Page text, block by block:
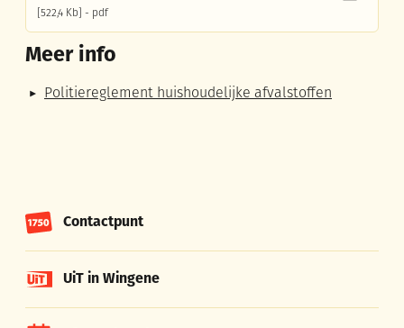
522,4 Kb pdf
Meer info
Politiereglement huishoudelijke afvalstoffen
Contactpunt
UiT in Wingene